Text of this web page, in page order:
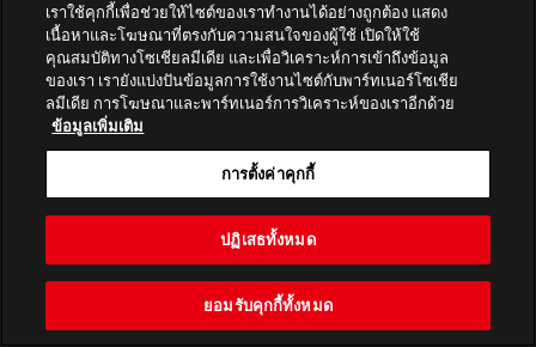
PATLITE CORPORATION. All Rights Reserved.
เราใช้คุกกี้เพื่อช่วยให้ไซต์ของเราทำงานได้อย่างถูกต้อง แสดง
เนื้อหาและโฆษณาที่ตรงกับความสนใจของผู้ใช้ เปิดให้ใช้
คุณสมบัติทางโซเชียลมีเดีย และเพื่อวิเคราะห์การเข้าถึงข้อมูล
ของเรา เรายังแบ่งปันข้อมูลการใช้งานไซต์กับพาร์ทเนอร์โซเชีย
ลมีเดีย การโฆษณาและพาร์ทเนอร์การวิเคราะห์ของเราอีกด้วย
ข้อมูลเพิ่มเติม
การตั้งค่าคุกกี้
ปฏิเสธทั้งหมด
ยอมรับคุกกี้ทั้งหมด